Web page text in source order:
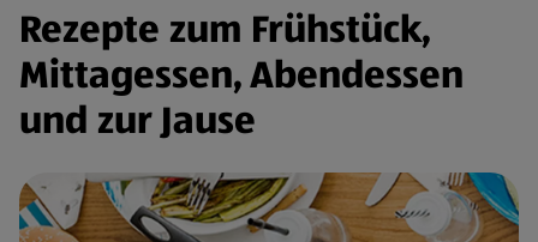
Rezepte zum Frühstück,
Mittagessen, Abendessen
und zur Jause